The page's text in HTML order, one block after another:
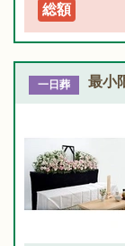
総額
一日葬 最小